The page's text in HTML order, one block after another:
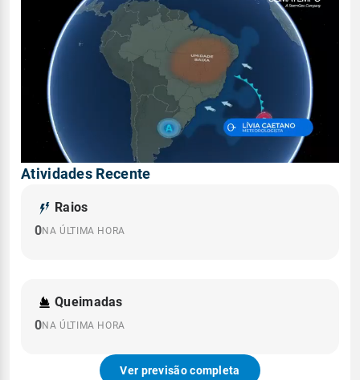
Atividades Recente
Raios
0NA ÚLTIMA HORA
Queimadas
0NA ÚLTIMA HORA
Ver previsão completa